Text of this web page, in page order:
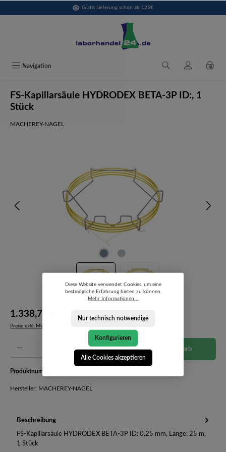
Gratis Lieferung schon ab 125€
Navigation
FS-Kapillarsäule HYDRODEX BETA-3P ID:, 1
Stück
MACHEREY-NAGEL
1.338,75 €*
Preise exkl. MwSt. zzgl. Versandkosten
Produkt Anzahl: Gib den gewünschten Wert ein oder benutze die Schaltflächen um die
In den Warenkorb
Produktnummer:
Hersteller: MACHEREY-NAGEL
Beschreibung
FS-Kapillarsäule HYDRODEX BETA-3P ID: 0,25 mm, Länge: 25 m,
1 Stück
Diese Website verwendet Cookies, um eine
bestmögliche Erfahrung bieten zu können.
Mehr Informationen ...
Nur technisch notwendige
Konfigurieren
Alle Cookies akzeptieren